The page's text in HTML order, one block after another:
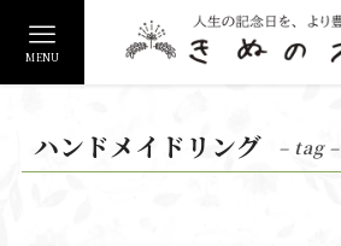
MENU
ハンドメイドリング – tag –